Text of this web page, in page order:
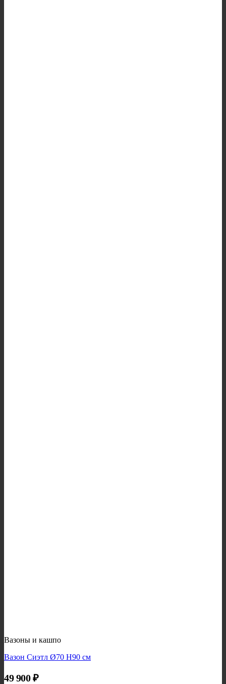
Вазоны и кашпо
Вазон Сиэтл Ø70 H90 см
49 900₽